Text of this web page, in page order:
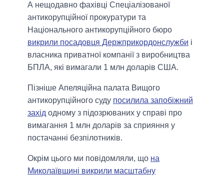
А нещодавно фахівці Спеціалізованої
антикорупційної прокуратури та
Національного антикорупційного бюро
викрили посадовця Держприкордонслужби і
власника приватної компанії з виробництва
БПЛА, які вимагали 1 млн доларів США.
Пізніше Апеляційна палата Вищого
антикорупційного суду посилила запобіжний
захід одному з підозрюваних у справі про
вимагання 1 млн доларів за сприяння у
постачанні безпілотників.
Окрім цього ми повідомляли, що на
Миколаївщині викрили масштабну